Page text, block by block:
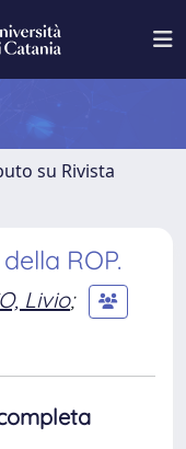
su Rivista
ROP.
Livio;